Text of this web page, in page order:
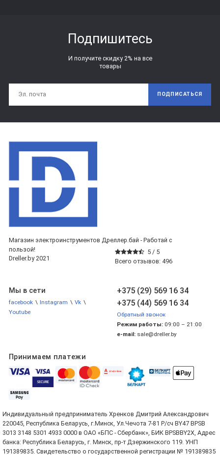
Подпишитесь
И получите скидку 2% на все
товары
ПОДПИСАТЬСЯ
Магазин электроинструментов Дреллер.бай - Работай с
пользой!
5 / 5
Всего отзывов: 496
Dreller.by 2021
+375 (29) 569 16 34
+375 (44) 569 16 34
Обратный звонок
Режим работы: 09:00 – 21:00
e-mail: sale@dreller.by
Мы в сети
facebook \ Instagram \ Vk \
Youtube
Принимаем платежи
Индивидуальный предприниматель Хренков Дмитрий Александрович
220045, Республика Беларусь, г.Минск, Ул.Чечота 7-81 Р/сч BY47 BPSB
3013 3148 5301 4933 0000 в ОАО «БПС - Сбербанк», БИК BPSBBY2X, Адрес
банка: Республика Беларусь, г. Минск, пр-т Дзержинского 119. УНП
191389835. Свидетельство о государственной регистрации № 191389835